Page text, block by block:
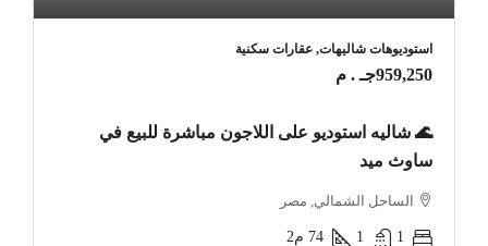
استوديوهات شاليهات, عقارات سكنية
959,250جـ . م
🌊 شاليه استوديو على اللاجون مباشرة للبيع في
ساوث ميد
الساحل الشمالي, مصر
1
1
74 م2